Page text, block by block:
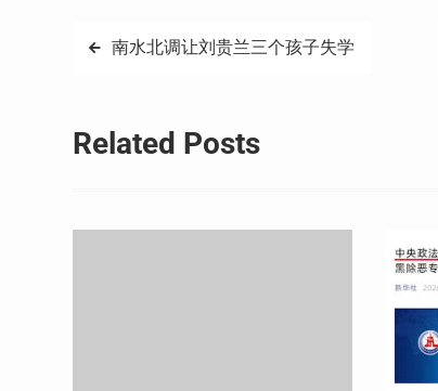
文
导
南水北调让刘贵兰三个孩子失学
Related Posts